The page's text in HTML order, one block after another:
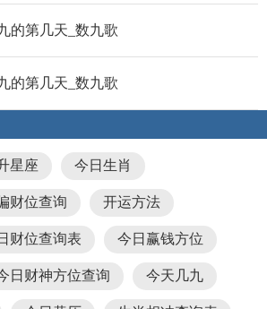
的第几天_数九歌
的第几天_数九歌
星座 今日生肖
财位查询 开运方法
财位查询表 今日赢钱方位
日财神方位查询 今天几九